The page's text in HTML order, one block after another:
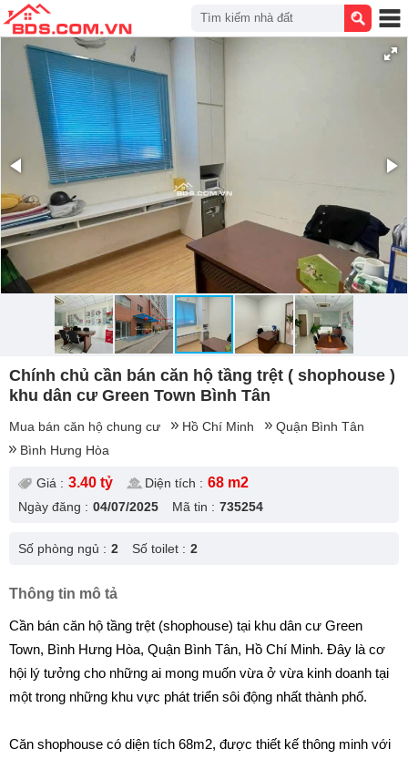
Chính chủ cần bán căn hộ tầng trệt ( shophouse )
khu dân cư Green Town Bình Tân
Mua bán căn hộ chung cư Hồ Chí Minh
Quận Bình Tân
Bình Hưng Hòa
Giá : 3.40 tỷ Diện tích : 68 m2
Ngày đăng : 04/07/2025 Mã tin : 735254
Số phòng ngủ : 2 Số toilet : 2
Thông tin mô tả
Cần bán căn hộ tầng trệt (shophouse) tại khu dân cư Green
Town, Bình Hưng Hòa, Quận Bình Tân, Hồ Chí Minh. Đây là cơ
hội lý tưởng cho những ai mong muốn vừa ở vừa kinh doanh tại
một trong những khu vực phát triển sôi động nhất thành phố.
Căn shophouse có diện tích 68m2, được thiết kế thông minh với
Tìm kiếm nhà đất